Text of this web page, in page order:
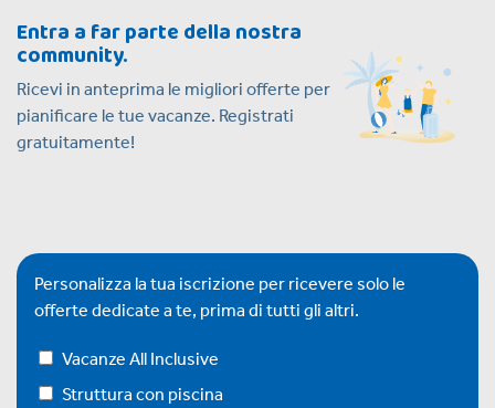
Entra a far parte della nostra
community.
Ricevi in anteprima le migliori offerte per
pianificare le tue vacanze. Registrati
gratuitamente!
Personalizza la tua iscrizione per ricevere solo le
offerte dedicate a te, prima di tutti gli altri.
Vacanze All Inclusive
Struttura con piscina